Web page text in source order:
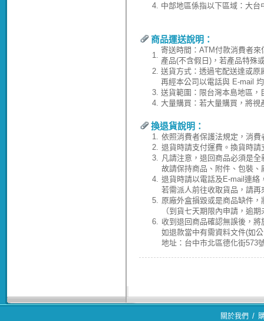
4. 中部地區係指以下區域：大台
商品運送說明：
1.
寄送時間：ATM付款消費者
產品(不含假日)，若產品特殊
2. 送貨方式：透過宅配送達或
再經本公司以電話與 E-mail
3. 送貨範圍：限台灣本島地區
4. 大量購買：若大量購買，將
換退貨說明：
1. 依照消費者保護法規定，消
2. 退貨時請支付運費。換貨時
3. 凡請注意，退回商品必須是
故請保持商品、附件、包裝
4. 退貨時請以電話及E-mail連絡
若需派人前往收取貨品，請
5. 原廠外盒損毀或是商品缺件
（到貨七天期限內申請，逾
6. 收到退回商品確認無誤後，
如退款當中有需資料文件(如
地址：台中市北區德化街573
關於我們 /